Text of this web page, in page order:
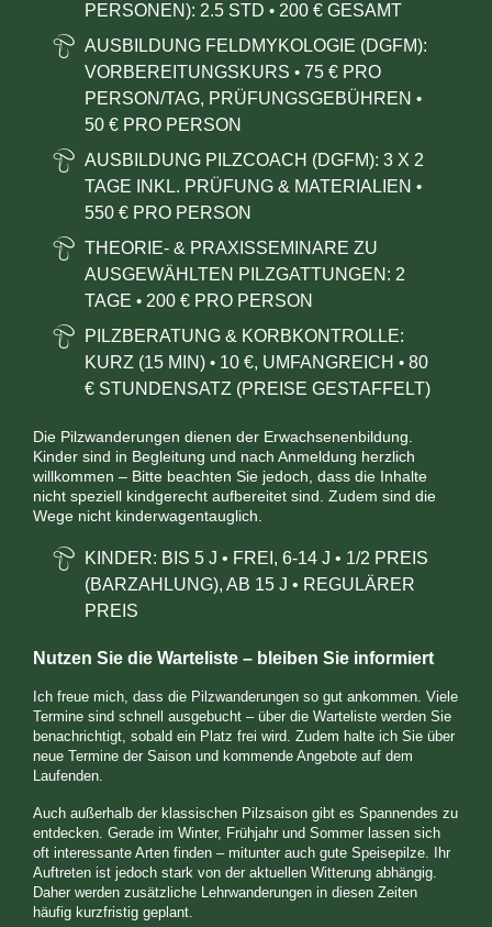
PERSONEN): 2.5 STD• 200 € GESAMT
AUSBILDUNG FELDMYKOLOGIE (DGFM):
VORBEREITUNGSKURS• 75 € PRO
PERSON/TAG, PRÜFUNGSGEBÜHREN•
50 € PRO PERSON
AUSBILDUNG PILZCOACH (DGFM): 3 X 2
TAGE INKL. PRÜFUNG & MATERIALIEN•
550 € PRO PERSON
THEORIE- & PRAXISSEMINARE ZU
AUSGEWÄHLTEN PILZGATTUNGEN: 2
TAGE• 200 € PRO PERSON
PILZBERATUNG & KORBKONTROLLE:
KURZ (15 MIN)• 10 €, UMFANGREICH •80
€ STUNDENSATZ (PREISE GESTAFFELT)
Die Pilzwanderungen dienen der Erwachsenenbildung.
Kinder sind in Begleitung und nach Anmeldung herzlich
willkommen – Bitte beachten Sie jedoch, dass die Inhalte
nicht speziell kindgerecht aufbereitet sind. Zudem sind die
Wege nicht kinderwagentauglich.
KINDER: BIS 5 J• FREI,6-14 J• 1/2 PREIS
(BARZAHLUNG), AB 15 J• REGULÄRER
PREIS
Nutzen Sie die Warteliste – bleiben Sie informiert
Ich freue mich, dass die Pilzwanderungen so gut ankommen. Viele
Termine sind schnell ausgebucht – über die Warteliste werden Sie
benachrichtigt, sobald ein Platz frei wird. Zudem halte ich Sie über
neue Termine der Saison und kommende Angebote auf dem
Laufenden.
Auch außerhalb der klassischen Pilzsaison gibt es Spannendes zu
entdecken. Gerade im Winter, Frühjahr und Sommer lassen sich
oft interessante Arten finden – mitunter auch gute Speisepilze. Ihr
Auftreten ist jedoch stark von der aktuellen Witterung abhängig.
Daher werden zusätzliche Lehrwanderungen in diesen Zeiten
häufig kurzfristig geplant.